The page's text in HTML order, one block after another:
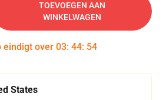
TOEVOEGEN AAN
WINKELWAGEN
eindigt over 03: 44: 53
States